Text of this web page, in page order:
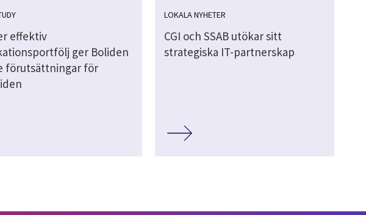
effektiv
ger Boliden
förutsättningar för
LOKALA NYHETER
CGI och SSAB utökar sitt
strategiska IT-partnerskap